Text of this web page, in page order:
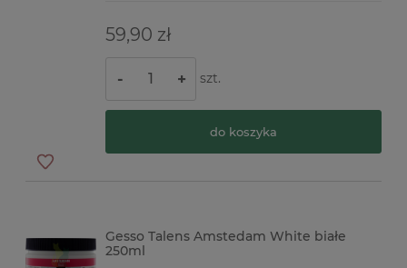
59,90 zł
- + szt.
do koszyka
Gesso Talens Amstedam White białe
250ml